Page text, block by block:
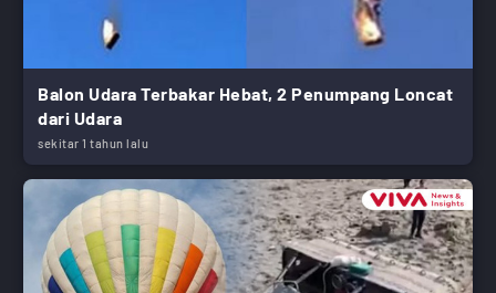
Balon Udara Terbakar Hebat, 2 Penumpang Loncat
dari Udara
sekitar 1 tahun lalu